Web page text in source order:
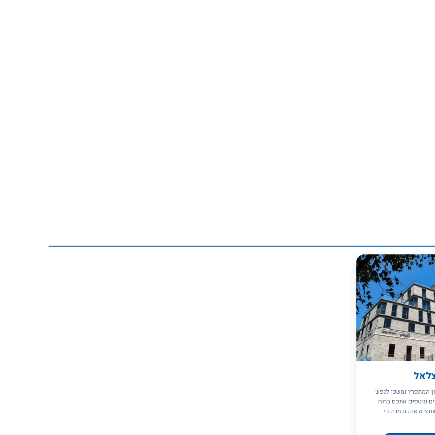
המתפרץ ומשכן לנפש
ו-37 החדרים עוטפים אתכם ברוח
אתכם מנתיבי
על רחובות העיר